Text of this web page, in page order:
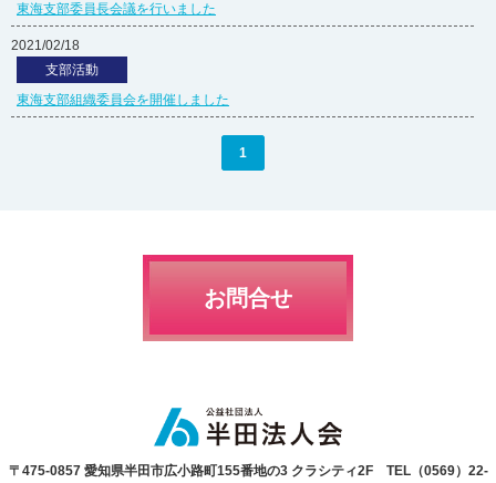
東海支部委員長会議を行いました
2021/02/18
支部活動
東海支部組織委員会を開催しました
1
お問合せ
〒475-0857 愛知県半田市広小路町155番地の3 クラシティ2F TEL（0569）22-